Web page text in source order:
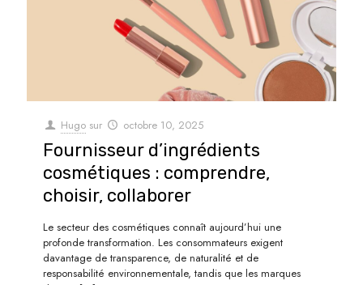
Hugo sur octobre 10, 2025
Fournisseur d’ingrédients
cosmétiques : comprendre,
choisir, collaborer
Le secteur des cosmétiques connaît aujourd’hui une
profonde transformation. Les consommateurs exigent
davantage de transparence, de naturalité et de
responsabilité environnementale, tandis que les marques